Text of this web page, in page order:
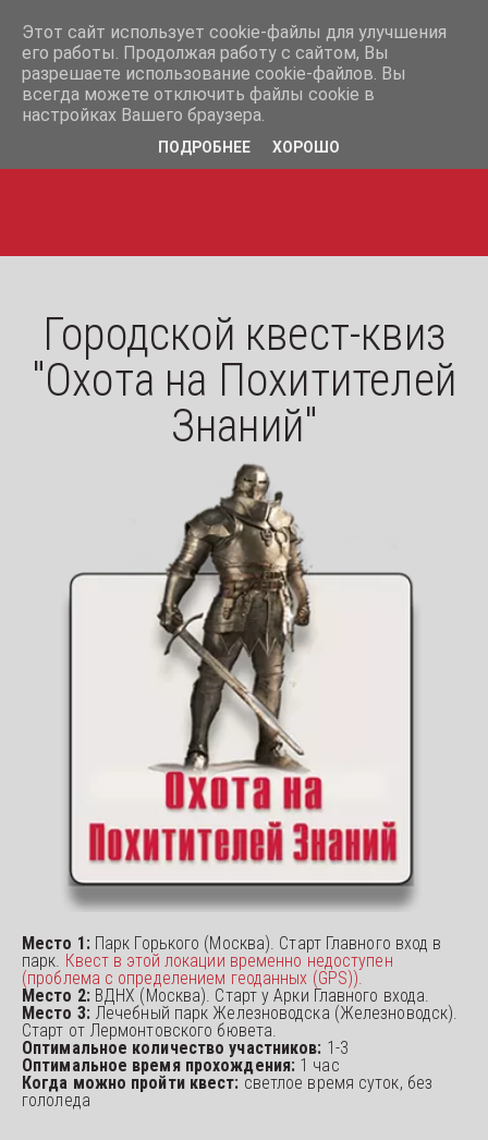
info@iq365.ru
+7-995-12-07-365
+7-995-12-17-365
Городской квест-квиз
"Охота на Похитителей
Знаний"
Место 1: Парк Горького (Москва). Старт Главного вход в
парк. Квест в этой локации временно недоступен
(проблема с определением геоданных (GPS)).
Место 2: ВДНХ (Москва). Старт у Арки Главного входа.
Место 3: Лечебный парк Железноводска (Железноводск).
Старт от Лермонтовского бювета.
Оптимальное количество участников: 1-3
Оптимальное время прохождения: 1 час
Когда можно пройти квест: светлое время суток, без
гололеда
Этот сайт использует cookie-файлы для улучшения
его работы. Продолжая работу с сайтом, Вы
разрешаете использование cookie-файлов. Вы
всегда можете отключить файлы cookie в
настройках Вашего браузера.
ПОДРОБНЕЕ ХОРОШО